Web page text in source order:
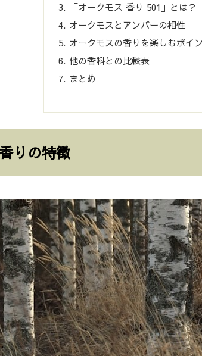
「オークモス 香り 501」とは？
オークモスとアンバーの相性
オークモスの香りを楽しむポイ
他の香料との比較表
まとめ
りの特徴